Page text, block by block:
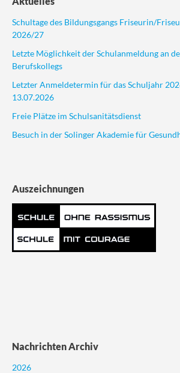
Schultage des Bildungsgangs Friseurin/
2026/27
Letzte Möglichkeit der Schulanmeldung an
Berufskollegs
Letzter Anmeldetermin für das Schuljahr
13.07.2026
Freie Plätze im Schulsanitätsdienst
Besuch in der Solinger Akademie für
Auszeichnungen
Nachrichten Archiv
2026